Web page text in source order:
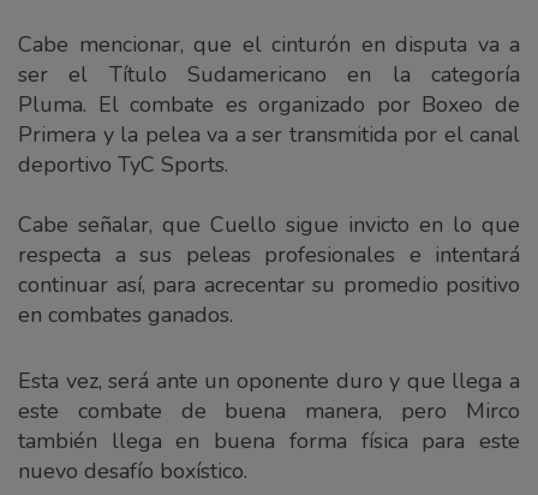
Cabe mencionar, que el cinturón en disputa va a
ser el Título Sudamericano en la categoría
Pluma. El combate es organizado por Boxeo de
Primera y la pelea va a ser transmitida por el canal
deportivo TyC Sports.
Cabe señalar, que Cuello sigue invicto en lo que
respecta a sus peleas profesionales e intentará
continuar así, para acrecentar su promedio positivo
en combates ganados.
Esta vez, será ante un oponente duro y que llega a
este combate de buena manera, pero Mirco
también llega en buena forma física para este
nuevo desafío boxístico.